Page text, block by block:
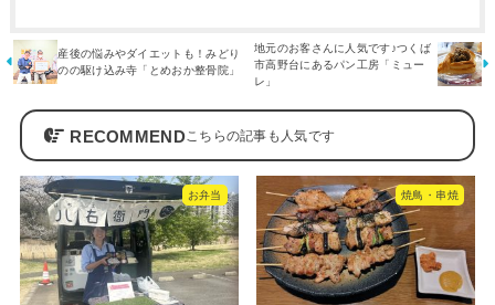
産後の悩みやダイエットも！みどり
のの駆け込み寺「とめおか整骨院」
地元のお客さんに人気です♪つくば
市高野台にあるパン工房「ミュー
レ」
RECOMMEND
お弁当 焼鳥・串焼